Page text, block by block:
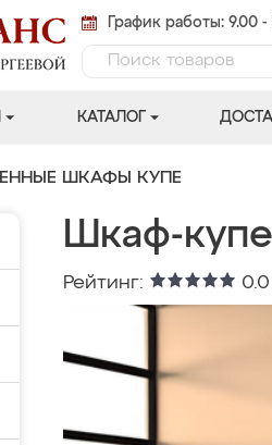
График работы: 9.00
КАТАЛОГ
ШКАФЫ КУПЕ
Шкаф-
Рейтинг: 0.0